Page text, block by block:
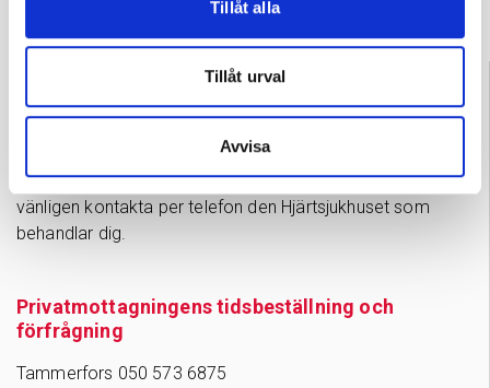
Tillåt alla
Tillåt urval
Avvisa
Tammerfors 03 311 64145
Om du vill avboka en tid eller har frågor om din behandling,
vänligen kontakta per telefon den Hjärtsjukhuset som
behandlar dig.
Privatmottagningens tidsbeställning och
förfrågning
Tammerfors 050 573 6875